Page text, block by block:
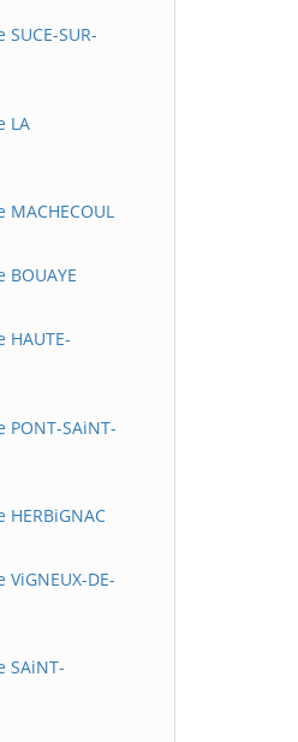
SUR-
LA
SAiNT-
DE-
SAiNT-